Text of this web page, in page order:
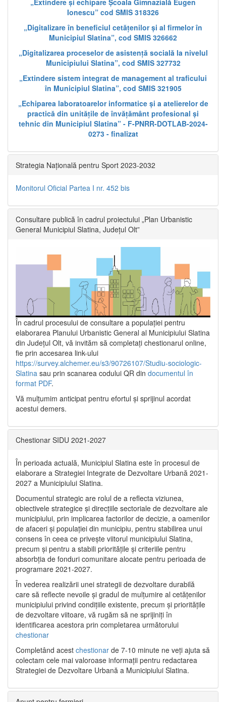
„Extindere și echipare Școala Gimnazială Eugen
Ionescu” cod SMIS 318326
„Digitalizare în beneficiul cetățenilor și al firmelor în
Municipiul Slatina”, cod SMIS 326662
„Digitalizarea proceselor de asistență socială la nivelul
Municipiului Slatina”, cod SMIS 327732
„Extindere sistem integrat de management al traficului
în Municipiul Slatina”, cod SMIS 321905
„Echiparea laboratoarelor informatice și a atelierelor de
practică din unitățile de învățământ profesional și
tehnic din Municipiul Slatina” - F-PNRR-DOTLAB-2024-
0273 - finalizat
Strategia Națională pentru Sport 2023-2032
Monitorul Oficial Partea I nr. 452 bis
Consultare publică în cadrul proiectului „Plan Urbanistic
General Municipiul Slatina, Județul Olt”
În cadrul procesului de consultare a populaţiei pentru
elaborarea Planului Urbanistic General al Municipiului Slatina
din Județul Olt, vă invităm să completați chestionarul online,
fie prin accesarea link-ului
https://survey.alchemer.eu/s3/90726107/Studiu-sociologic-
Slatina sau prin scanarea codului QR din documentul în
format PDF.
Vă mulţumim anticipat pentru efortul şi sprijinul acordat
acestui demers.
Chestionar SIDU 2021-2027
În perioada actuală, Municipiul Slatina este în procesul de
elaborare a Strategiei Integrate de Dezvoltare Urbană 2021‐
2027 a Municipiului Slatina.
Documentul strategic are rolul de a reflecta viziunea,
obiectivele strategice și direcțiile sectoriale de dezvoltare ale
municipiului, prin implicarea factorilor de decizie, a oamenilor
de afaceri și populației din municipiu, pentru stabilirea unui
consens în ceea ce privește viitorul municipiului Slatina,
precum și pentru a stabili prioritățile și criteriile pentru
absorbția de fonduri comunitare alocate pentru perioada de
programare 2021-2027.
În vederea realizării unei strategii de dezvoltare durabilă
care să reflecte nevoile și gradul de mulțumire al cetățenilor
municipiului privind condițiile existente, precum și prioritățile
de dezvoltare viitoare, vă rugăm să ne sprijiniți în
identificarea acestora prin completarea următorului
chestionar
Completând acest chestionar de 7-10 minute ne veți ajuta să
colectam cele mai valoroase informații pentru redactarea
Strategiei de Dezvoltare Urbană a Municipiului Slatina.